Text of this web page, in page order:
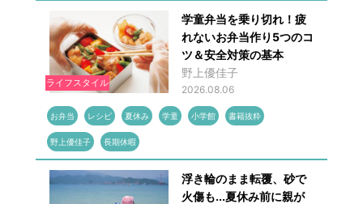
ライフスタイル
学童弁当を乗り切れ！疲
れないお弁当作り5つのコ
ツ＆安全対策の基本
野上優佳子
2026.08.06
お弁当 レシピ 夏休み 学童 小学館 書籍抜粋
野上優佳子 長期休暇
浮き輪のまま転覆、砂で
火傷も...夏休み前に親が